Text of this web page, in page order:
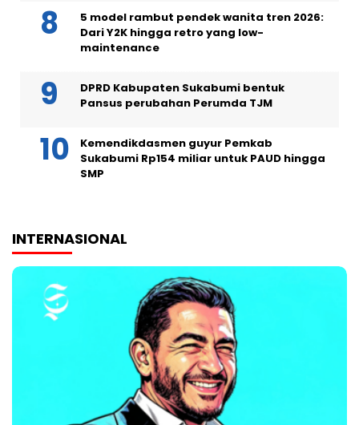
5 model rambut pendek wanita tren 2026:
Dari Y2K hingga retro yang low-
maintenance
DPRD Kabupaten Sukabumi bentuk
Pansus perubahan Perumda TJM
Kemendikdasmen guyur Pemkab
Sukabumi Rp154 miliar untuk PAUD hingga
SMP
INTERNASIONAL